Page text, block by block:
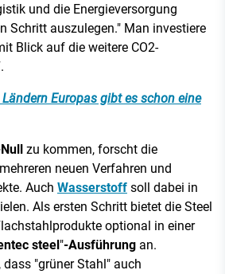
und die Energieversorgung
Schritt auszulegen." Man investiere
Blick auf die weitere CO2-
Europas gibt es schon eine
zu kommen, forscht die
neuen Verfahren und
Auch Wasserstoff soll dabei in
Als ersten Schritt bietet die Steel
optional in einer
steel"-Ausführung an.
dass "grüner Stahl" auch